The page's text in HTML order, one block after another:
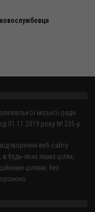
міської ради
01.11.2019 року № 235-р
веб-сайту
будь-яких інших цілях,
цілями, без